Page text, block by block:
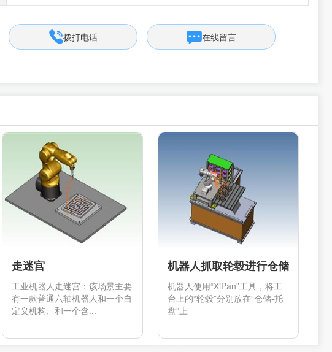
拨打电话 在线留言
走迷宫
工业机器人走迷宫：该场景主要
有一款普通六轴机器人和一个自
定义机构、和一个含...
机器人抓取轮毂进行仓储
机器人使用“XiPan”工具，将工
台上的“轮毂”分别放在“仓储-托
盘”上
产品选型咨询,期待